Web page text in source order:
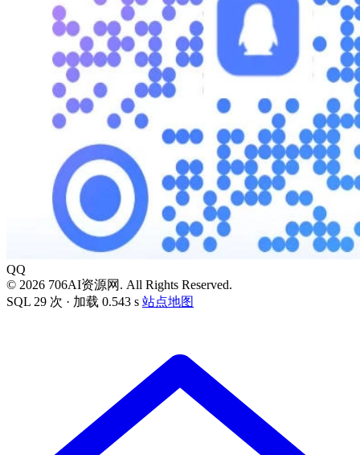
QQ
© 2026 706AI资源网. All Rights Reserved.
SQL 29 次 · 加载 0.543 s 站点地图